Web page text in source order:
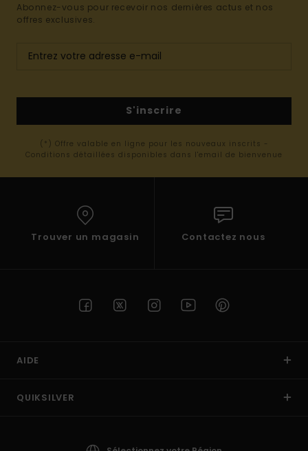
Abonnez-vous pour recevoir nos dernières actus et nos
offres exclusives.
S'inscrire
(*) Offre valable en ligne pour les nouveaux inscrits -
Conditions détaillées disponibles dans l'email de bienvenue
Trouver un magasin Contactez nous
AIDE
QUIKSILVER